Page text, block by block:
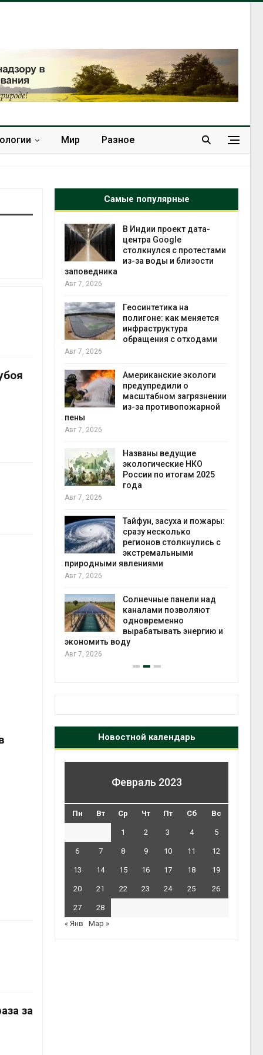
Мир Разное
за
Самые популярные
В Индии проект дата-
центра Google
столкнулся с протестами
из-за воды и близости
заповедника
Авг 7, 2026
Геосинтетика на
полигоне: как меняется
инфраструктура
обращения с отходами
Авг 7, 2026
Американские экологи
предупредили о
масштабном загрязнении
из-за противопожарной
пены
Авг 7, 2026
Названы ведущие
экологические НКО
России по итогам 2025
года
Авг 7, 2026
Тайфун, засуха и пожары:
сразу несколько
регионов столкнулись с
экстремальными
природными явлениями
Авг 7, 2026
Солнечные панели над
каналами позволяют
одновременно
вырабатывать энергию и
экономить воду
Авг 7, 2026
Новостной календарь
Февраль 2023
Пн Вт Ср Чт Пт Сб Вс
1 2 3 4 5
6 7 8 9 10 11 12
13 14 15 16 17 18 19
20 21 22 23 24 25 26
27
28
« Янв
Мар »